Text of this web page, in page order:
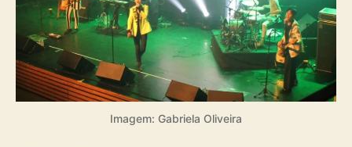
m
S
ã
P
a
Imagem: Gabriela Oliveira